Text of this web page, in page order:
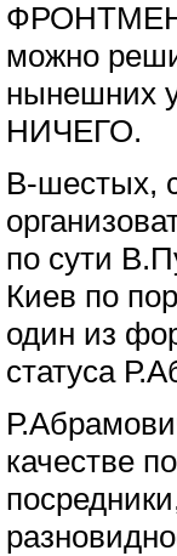
можно
нынешних
НИЧЕГО.
В-шестых,
по сути
Киев по
один из
статуса
качестве